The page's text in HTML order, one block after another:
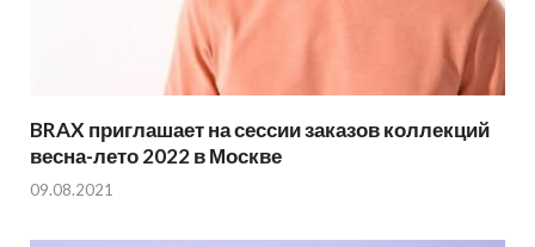
BRAX приглашает на сессии заказов коллекций
весна-лето 2022 в Москве
09.08.2021